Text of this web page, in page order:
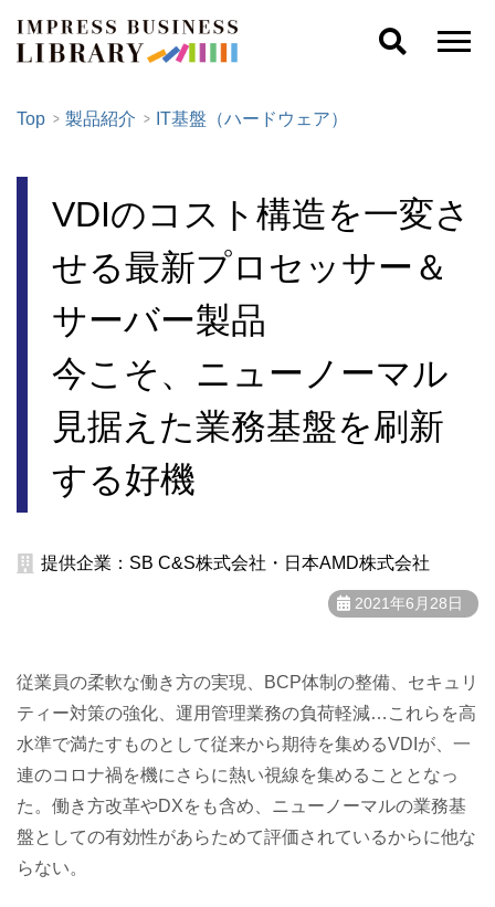
Top 製品紹介 IT基盤（ハードウェア）
VDIのコスト構造を一変さ
せる最新プロセッサー＆
サーバー製品
今こそ、ニューノーマル
見据えた業務基盤を刷新
する好機
提供企業：SB C&S株式会社・日本AMD株式会社
2021年6月28日
従業員の柔軟な働き方の実現、BCP体制の整備、セキュリ
ティー対策の強化、運用管理業務の負荷軽減…これらを高
水準で満たすものとして従来から期待を集めるVDIが、一
連のコロナ禍を機にさらに熱い視線を集めることとなっ
た。働き方改革やDXをも含め、ニューノーマルの業務基
盤としての有効性があらためて評価されているからに他な
らない。